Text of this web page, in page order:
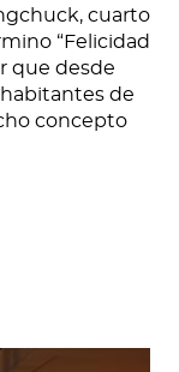
cuarto
“Felicidad
que desde
de
concepto